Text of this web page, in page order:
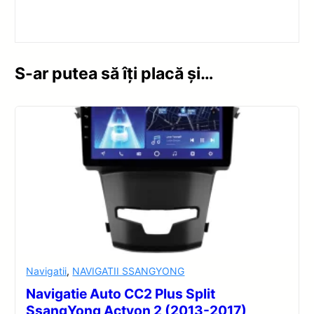
S-ar putea să îți placă și…
Navigatii, NAVIGATII SSANGYONG
Navigatie Auto CC2 Plus Split
SsangYong Actyon 2 (2013-2017)